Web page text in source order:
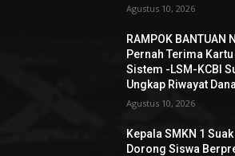
Agustus 10, 2026
RAMPOK BANTUAN
Pernah Terima
Sistem -LSM-KCBI
Ungkap Riwayat
Agustus 10, 2026
Kepala SMKN 1
Dorong Siswa